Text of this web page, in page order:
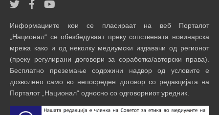
Информациите кои се пласираат на веб Порталот
„Национал“ се обезбедуваат преку сопствената новинарска
мрежа како и од неколку медиумски издавачи од регионот
(преку регулирани договори за соработка/авторски права).
Бесплатно преземање содржини надвор од условите е
дозволено само во непосреден договор со редакцијата на
Порталот „Национал“ односно со одговорниот уредник.